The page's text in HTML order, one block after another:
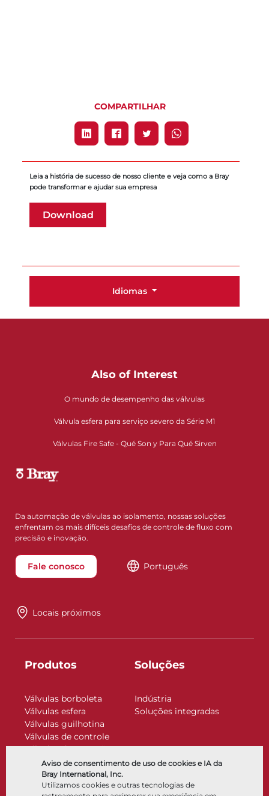
Aviso de consentimento de uso de cookies e IA da
Bray International, Inc.
Utilizamos cookies e outras tecnologias de
COMPARTILHAR
Leia a história de sucesso de nosso cliente e veja como a Bray
pode transformar e ajudar sua empresa
Download
Idiomas
Also of Interest
O mundo de desempenho das válvulas
Válvula esfera para serviço severo da Série M1
Válvulas Fire Safe - Qué Son y Para Qué Sirven
Da automação de válvulas ao isolamento, nossas soluções
enfrentam os mais difíceis desafios de controle de fluxo com
precisão e inovação.
Fale conosco Português
Locais próximos
Produtos
Válvulas borboleta
Válvulas esfera
Válvulas guilhotina
Válvulas de controle
Válvulas de retenção
Atuadores
Acessórios de controle
Criogênico
Soluções
Indústria
Soluções integradas